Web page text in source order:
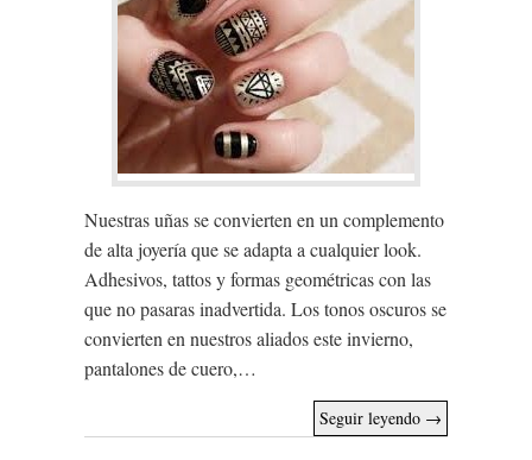
Nuestras uñas se convierten en un complemento
de alta joyería que se adapta a cualquier look.
Adhesivos, tattos y formas geométricas con las
que no pasaras inadvertida. Los tonos oscuros se
convierten en nuestros aliados este invierno,
pantalones de cuero,…
Seguir leyendo →